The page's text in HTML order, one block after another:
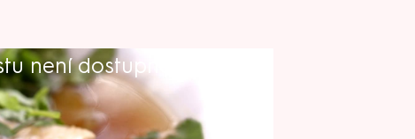
není dostupná.
můžete pustit online
Pohlreicha pak najdete
který se chcete krok za